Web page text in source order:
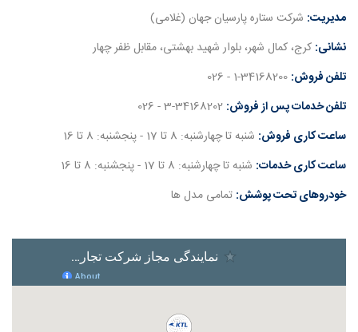
مدیریت: شرکت ستاره پارسیان جهان (غلامی)
نشانی: کرج، کمال شهر، بلوار شهید بهشتی، مقابل ظفر چهار
تلفن فروش:
تلفن خدمات پس از فروش:
ساعت کاری فروش: شنبه تا چهارشنبه: 8 تا 17 - پنجشنبه: 8 تا 16
ساعت کاری خدمات: شنبه تا چهارشنبه: 8 تا 17 - پنجشنبه: 8 تا 16
خودروهای تحت پوشش: تمامی مدل ها